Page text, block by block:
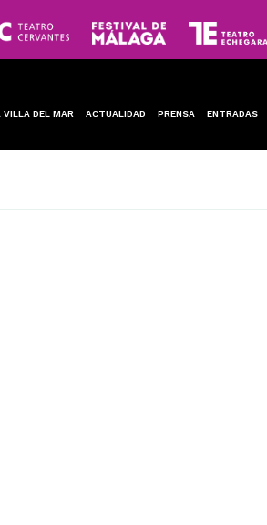
VILLA DEL MAR ACTUALIDAD PRENSA ENTRADAS